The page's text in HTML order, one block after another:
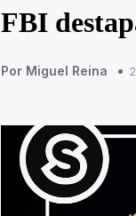
FBI
Por Miguel Reina